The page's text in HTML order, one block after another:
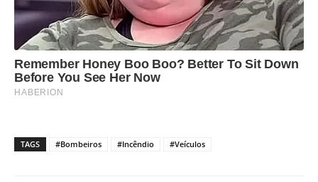
TAGS #Bombeiros #Incêndio #Veículos